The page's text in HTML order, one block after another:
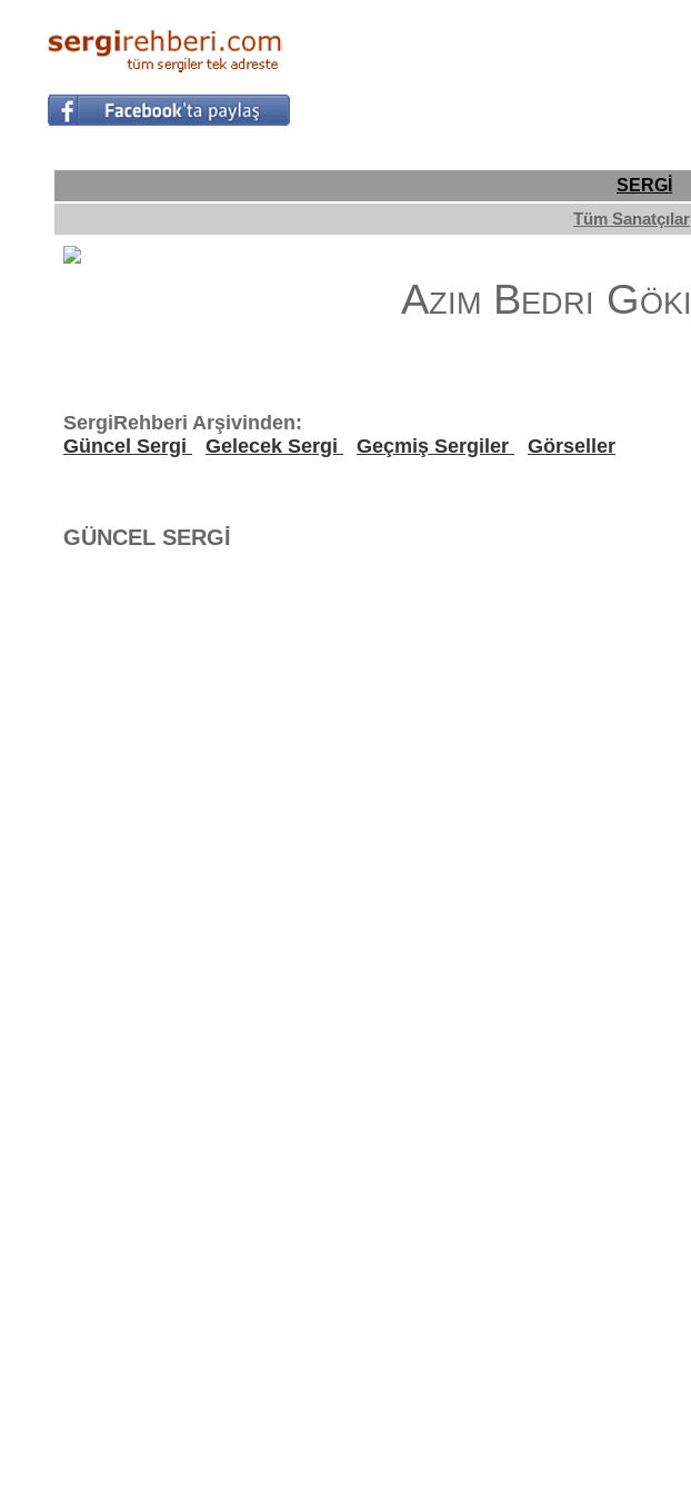
SERGİ
Tüm Sanatçılar
Azim Bedri Göki
SergiRehberi Arşivinden:
Güncel Sergi
Gelecek Sergi Geçmiş Sergiler Görseller
GÜNCEL SERGİ